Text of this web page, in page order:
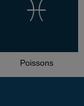
Poissons